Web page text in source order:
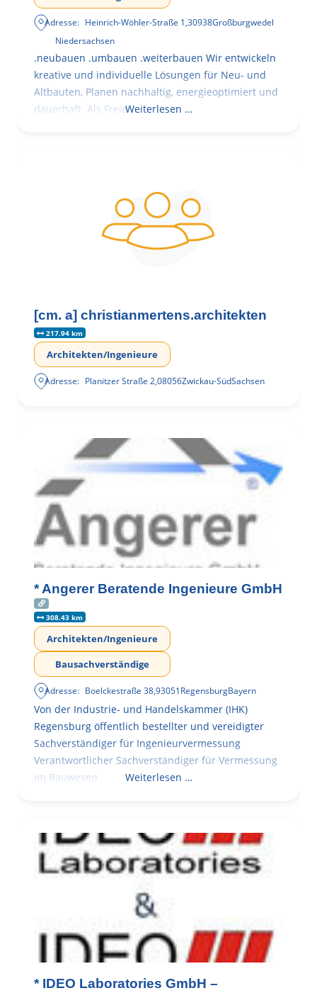
Adresse: Heinrich-Wöhler-Straße 1,30938Großburgwedel
Niedersachsen
.neubauen .umbauen .weiterbauen Wir entwickeln
kreative und individuelle Lösungen für Neu- und
Altbauten, Planen nachhaltig, energieoptimiert und
dauerhaft. Als FreieWeiterlesen …
[cm. a] christianmertens.architekten
217.94 km
Architekten/Ingenieure
Adresse: Planitzer Straße 2,08056Zwickau-SüdSachsen
* Angerer Beratende Ingenieure GmbH
308.43 km
Architekten/Ingenieure
Bausachverständige
Adresse: Boelckestraße 38,93051RegensburgBayern
Von der Industrie- und Handelskammer (IHK)
Regensburg öffentlich bestellter und vereidigter
Sachverständiger für Ingenieurvermessung
Verantwortlicher Sachverständiger für Vermessung
im Bauwesen
Weiterlesen …
* IDEO Laboratories GmbH –